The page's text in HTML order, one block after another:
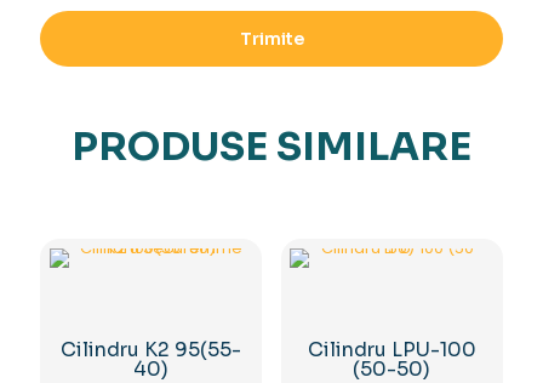
PRODUSE SIMILARE
Cilindru K2 95(55-
40)
Cilindru LPU-100
(50-50)